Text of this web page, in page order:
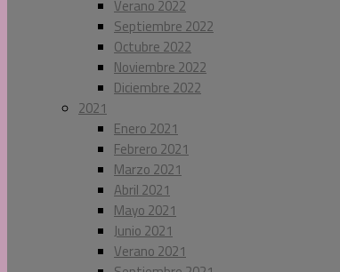
Verano 2022
Septiembre 2022
Octubre 2022
Noviembre 2022
Diciembre 2022
2021
Enero 2021
Febrero 2021
Marzo 2021
Abril 2021
Mayo 2021
Junio 2021
Verano 2021